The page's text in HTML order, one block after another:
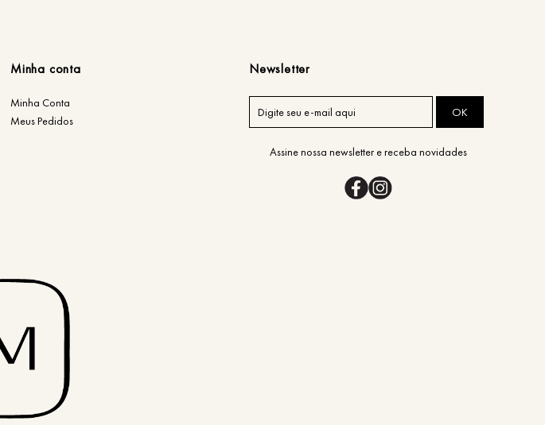
Minha conta
Minha Conta
Meus Pedidos
Newsletter
OK
Assine nossa newsletter e receba novidades